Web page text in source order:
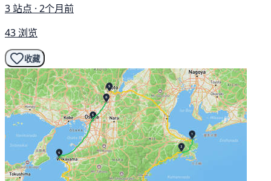
3 站点 · 2个月前
43 浏览
收藏